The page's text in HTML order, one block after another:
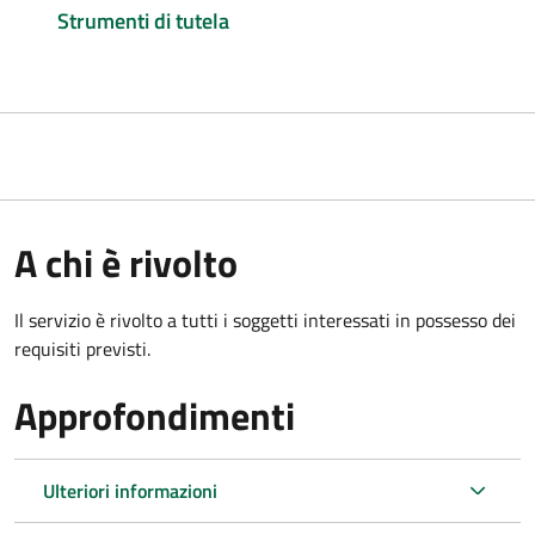
Strumenti di tutela
A chi è rivolto
Il servizio è rivolto a tutti i soggetti interessati in possesso dei
requisiti previsti.
Approfondimenti
Ulteriori informazioni